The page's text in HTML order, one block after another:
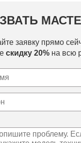
заявку прямо
скидку 20% на всю